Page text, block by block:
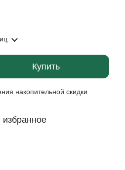
Купить
накопительной скидки
избранное